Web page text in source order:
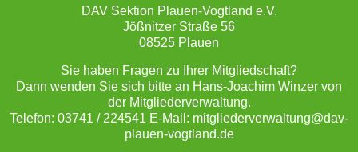
DAV Sektion Plauen-Vogtland e.V.
Jößnitzer Straße 56
08525 Plauen
Sie haben Fragen zu Ihrer Mitgliedschaft?
Dann wenden Sie sich bitte an Hans-Joachim Winzer von
der Mitgliederverwaltung.
Telefon: 03741 / 224541 E-Mail: mitgliederverwaltung@dav-
plauen-vogtland.de